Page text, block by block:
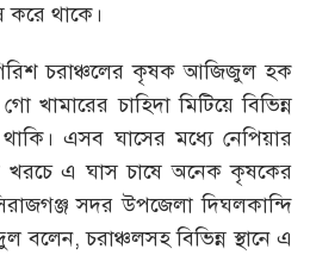
করে থাকে।
চরাঞ্চলের কৃষক আজিজুল হক
খামারের চাহিদা মিটিয়ে বিভিন্ন
এসব ঘাসের মধ্যে নেপিয়ার
খরচে এ ঘাস চাষে অনেক কৃষকের
সদর উপজেলা দিঘলকান্দি
বলেন, চরাঞ্চলসহ বিভিন্ন স্থানে এ